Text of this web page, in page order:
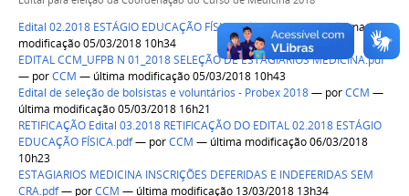
Edital 02.2018 ESTÁGIO EDUCAÇÃO FÍSICA.pdf—porCCM— última
modificação 05/03/2018 10h34
EDITAL CCM_UFPB N 01_2018 SELEÇÃO DE ESTAGIÁRIOS MEDICINA.pdf
— porCCM — última modificação 05/03/2018 10h43
Edital de seleção de bolsistas e voluntários - Probex 2018— porCCM —
última modificação 05/03/2018 16h21
RETIFICAÇÃO Edital 03.2018 RETIFICAÇÃO DO EDITAL 02.2018 ESTÁGIO
EDUCAÇÃO FÍSICA.pdf— porCCM — última modificação 06/03/2018
10h23
ESTAGIARIOS MEDICINA INSCRIÇÕES DEFERIDAS E INDEFERIDAS SEM
CRA.pdf— porCCM — última modificação 13/03/2018 13h34